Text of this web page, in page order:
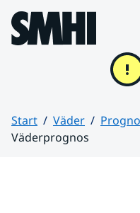
Hoppa till sidans innehåll
Start Väder
Väderprognos